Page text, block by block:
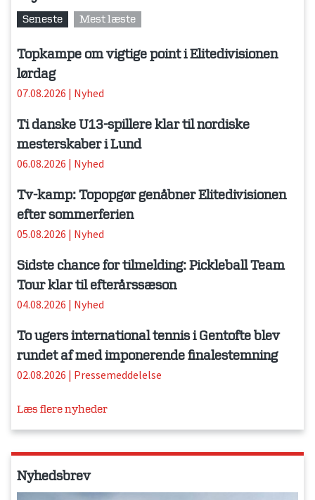
Seneste Mest læste
Topkampe om vigtige point i Elitedivisionen
lørdag
07.08.2026 | Nyhed
Ti danske U13-spillere klar til nordiske
mesterskaber i Lund
06.08.2026 | Nyhed
Tv-kamp: Topopgør genåbner Elitedivisionen
efter sommerferien
05.08.2026 | Nyhed
Sidste chance for tilmelding: Pickleball Team
Tour klar til efterårssæson
04.08.2026 | Nyhed
To ugers international tennis i Gentofte blev
rundet af med imponerende finalestemning
02.08.2026 | Pressemeddelelse
Læs flere nyheder
Nyhedsbrev